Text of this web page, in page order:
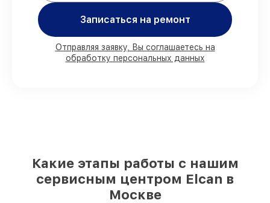
присутствии
запчастей Elcan имеются на складе
быстро
Фирменные детали Elcan и
Записаться на ремонт
Отправляя заявку, Вы соглашаетесь на
обработку персональных данных
Какие этапы работы с нашим
сервисным центром Elcan в
Москве